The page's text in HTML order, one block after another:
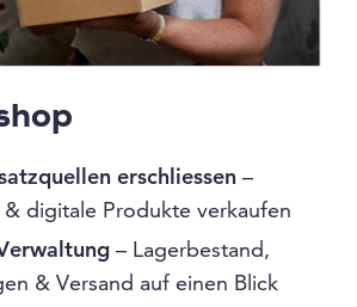
erschliessen –
& digitale Produkte verkaufen
– Lagerbestand,
& Versand auf einen Blick